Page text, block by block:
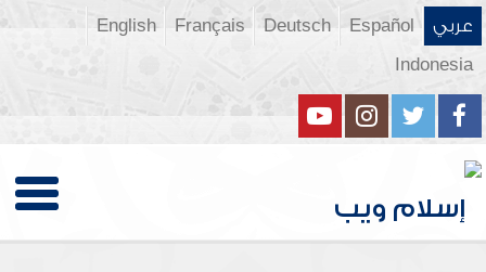
عربي Español
Deutsch
Français
English
Indonesia